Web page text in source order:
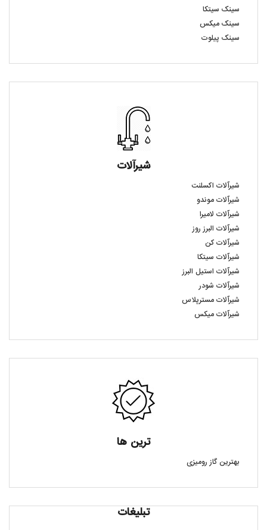
سینک سیتکا
سینک میکس
سینک پیلوت
شیرآلات
شیرآلات اکسلنت
شیرآلات موندو
شیرآلات لامیرا
شیرآلات البرز روز
شیرآلات کن
شیرآلات سیتکا
شیرآلات استیل البرز
شیرآلات شودر
شیرآلات مسترپلاس
شیرآلات میکس
ترین ها
بهترین گاز رومیزی
تبلیغات